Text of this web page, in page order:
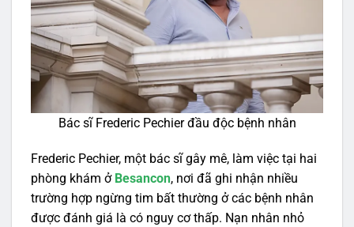
Bác sĩ Frederic Pechier đầu độc bệnh nhân
Frederic Pechier, một bác sĩ gây mê, làm việc tại hai
phòng khám ở Besancon, nơi đã ghi nhận nhiều
trường hợp ngừng tim bất thường ở các bệnh nhân
được đánh giá là có nguy cơ thấp. Nạn nhân nhỏ